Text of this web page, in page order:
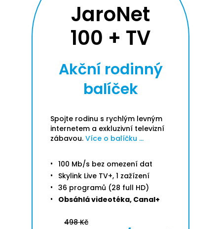
JaroNet
100 + TV
Akční rodinný
balíček
Spojte rodinu s rychlým levným
internetem a exkluzivní televizní
zábavou. Více o balíčku ...
100 Mb/s bez omezení dat
Skylink Live TV+, 1 zažízení
36 programů (28 full HD)
Obsáhlá videotéka, Canal+
498 Kč